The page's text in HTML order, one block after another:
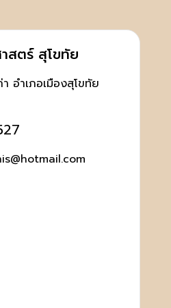
สตร์ สุโขทัย
อำเภอเมืองสุโขทัย